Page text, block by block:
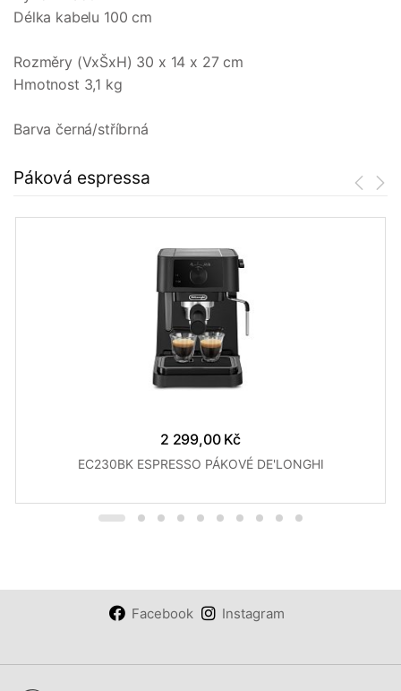
Délka kabelu 100 cm
Rozměry (VxŠxH) 30 x 14 x 27 cm
Hmotnost 3,1 kg
Barva černá/stříbrná
Páková espressa
2 299,00 Kč
EC230BK ESPRESSO PÁKOVÉ DE'LONGHI
Facebook Instagram